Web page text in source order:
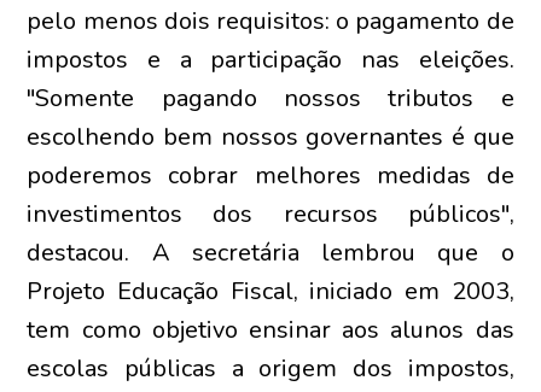
pelo menos dois requisitos: o pagamento de
impostos e a participação nas eleições.
"Somente pagando nossos tributos e
escolhendo bem nossos governantes é que
poderemos cobrar melhores medidas de
investimentos dos recursos públicos",
destacou. A secretária lembrou que o
Projeto Educação Fiscal, iniciado em 2003,
tem como objetivo ensinar aos alunos das
escolas públicas a origem dos impostos,